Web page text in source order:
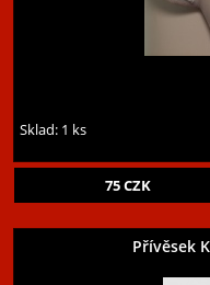
Sklad: 1 ks
75CZK
Přívěsek